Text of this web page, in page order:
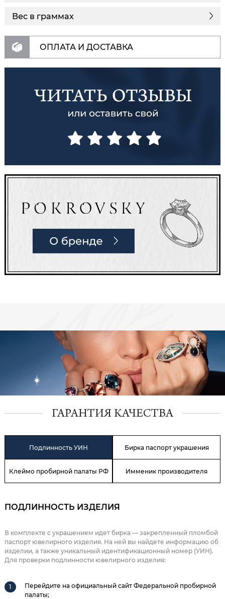
Вес в граммах
ОПЛАТА И ДОСТАВКА
ГАРАНТИЯ КАЧЕСТВА
Подлинность УИН Бирка паспорт украшения
Клеймо пробирной палаты РФ Имменик производителя
ПОДЛИННОСТЬ ИЗДЕЛИЯ
В комплекте с украшением идет бирка — закрепленный пломбой
паспорт ювелирного изделия. На ней вы найдете информацию об
изделии, а также уникальный идентификационный номер (УИН).
Для проверки подлинности ювелирного изделия:
Перейдите на официальный сайт Федеральной пробирной
палаты;